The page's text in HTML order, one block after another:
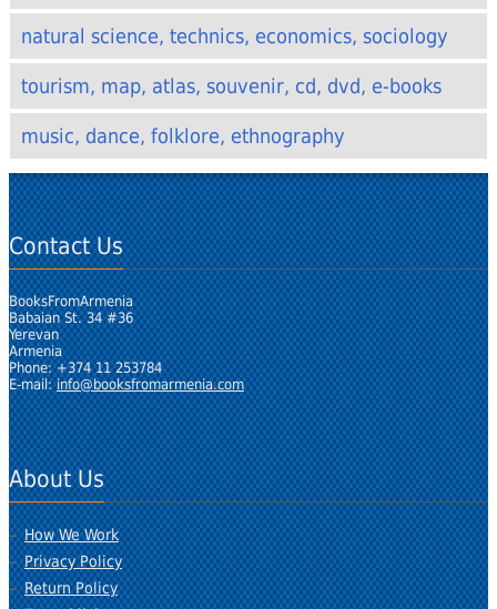
natural science, technics, economics, sociology
tourism, map, atlas, souvenir, cd, dvd, e-books
music, dance, folklore, ethnography
Contact Us
BooksFromArmenia
Babaian St. 34 #36
Yerevan
Armenia
Phone: +374 11 253784
E-mail:info@booksfromarmenia.com
About Us
How We Work
Privacy Policy
Return Policy